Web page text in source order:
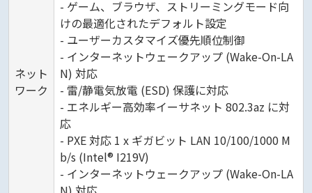
ネット
ワーク
- ゲーム、ブラウザ、ストリーミングモード向
けの最適化されたデフォルト設定
- ユーザーカスタマイズ優先順位制御
- インターネットウェークアップ (Wake-On-LA
N) 対応
- 雷/静電気放電 (ESD) 保護に対応
- エネルギー高効率イーサネット 802.3az に対
応
- PXE 対応 1 x ギガビット LAN 10/100/1000 M
b/s (Intel® I219V)
- インターネットウェークアップ (Wake-On-LA